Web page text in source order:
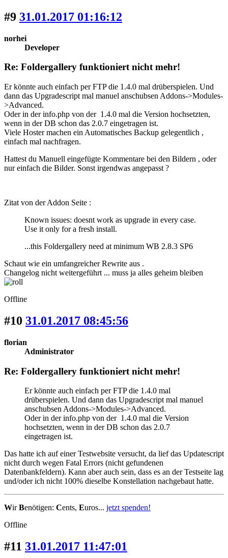
#9 31.01.2017 01:16:12
norhei
Developer
Re: Foldergallery funktioniert nicht mehr!
Er könnte auch einfach per FTP die 1.4.0 mal drüberspielen. Und
dann das Upgradescript mal manuel anschubsen Addons->Modules-
>Advanced.
Oder in der info.php von der 1.4.0 mal die Version hochsetzten,
wenn in der DB schon das 2.0.7 eingetragen ist.
Viele Hoster machen ein Automatisches Backup gelegentlich ,
einfach mal nachfragen.
Hattest du Manuell eingefügte Kommentare bei den Bildern , oder
nur einfach die Bilder. Sonst irgendwas angepasst ?
Zitat von der Addon Seite :
Known issues: doesnt work as upgrade in every case.
Use it only for a fresh install.
...this Foldergallery need at minimum WB 2.8.3 SP6
Schaut wie ein umfangreicher Rewrite aus .
Changelog nicht weitergeführt ... muss ja alles geheim bleiben
Offline
#10 31.01.2017 08:45:56
florian
Administrator
Re: Foldergallery funktioniert nicht mehr!
Er könnte auch einfach per FTP die 1.4.0 mal
drüberspielen. Und dann das Upgradescript mal manuel
anschubsen Addons->Modules->Advanced.
Oder in der info.php von der 1.4.0 mal die Version
hochsetzten, wenn in der DB schon das 2.0.7
eingetragen ist.
Das hatte ich auf einer Testwebsite versucht, da lief das Updatescript
nicht durch wegen Fatal Errors (nicht gefundenen
Datenbankfeldern). Kann aber auch sein, dass es an der Testseite lag
und/oder ich nicht 100% dieselbe Konstellation nachgebaut hatte.
WirBenötigen: Cents, Euros... jetzt spenden!
Offline
#11 31.01.2017 11:47:01